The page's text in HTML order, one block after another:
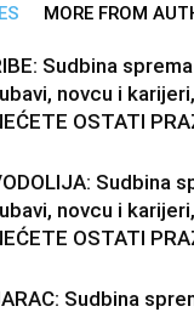
MORE FROM
Sudbina
novcu i
OSTATI
Sudbina
novcu i
OSTATI
Sudbina